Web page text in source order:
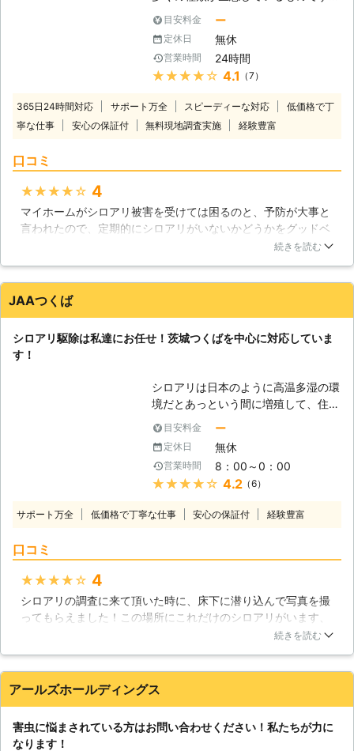
達の目の届かない場所を徐々に食害し
ていきます。シロアリ自体が小さいの
で、そのスピードはとてもゆっくりで
すが、長い時間を掛けて、いずれは被
るほどにもなります。そんなシロアリ
に対して、エイチ・ディー・エスは、
各種の駆除方法を駆使して立ちむかい
に、私達がしっかりと対処させていた
ですから、日本国内で害虫として知ら
れているシロアリも、暖かく湿度の多
い地域に生息が集中していると見られ
ていましたが、最近は温暖化の影響で
各地の気温が高くなっているためか、
言われています。住まいの中で床が軋
む妙な音がしたり、羽アリがいるのを
豊富なスタッフが徹底したシロアリ駆
除でお客様に安心と安全をお届けいた
かし、最近はヤマトシロアリよりも食
立ってきています。当社は近年増えて
きたそれらのシロアリ駆除にも豊富な
実績がありますので、ご依頼いただけ
ば適切な調査とシロアリ駆除を行い、
再発生の不安を残さない安心のサービ
スを提供させていただきます。
目安料金 ー
定休日 無休
営業時間 24時間
★★★★★ 4.1 （7）
365日24時間対応 サポート万全 スピーディーな対応
低価格で丁
寧な仕事
安心の保証付 無料現地調査実施 経験豊富
口コミ
★★★★★ 4
マイホームがシロアリ被害を受けては困るのと、予防が大事と
言われたので、定期的にシロアリがいないかどうかをグッドベ
アさんで点検して頂いています。今のところ、発生した形跡は
いると思います。これからもよろしくお願いします。
福岡県 糟屋郡篠栗町 2016年12月29日
続きを読む
JAAつくば
シロアリ駆除は私達にお任せ！茨城つくばを中心に対応していま
す！
シロアリは日本のように高温多湿の環
境だとあっという間に増殖して、住宅
に無視できない損害を与えます。最近
はコンクリートや鉄骨造の一軒家も増
えてきましたが、まだまだ木造の軸組
工法やツーバイフォー物件が殆どで
す。シロアリにしてみれば巨大な餌場
す。私達JAAつくばでは様々な駆除工
ても厄介なのは、私達の目の届かな
い、木の中や土の中を住処や移動経路
に使うことです。目に見えるゴキブリ
などは、すぐに気がついて退治が出来
ます。でも、シロアリは柱や床がボロ
ボロに成って初めて駆除についての検
は、かなりの損傷が考えられるため、
すぐさま駆除が必要になります。
目安料金 ー
定休日 無休
営業時間 8：00～0：00
★★★★★ 4.2 （6）
サポート万全 低価格で丁寧な仕事 安心の保証付 経験豊富
口コミ
★★★★★ 4
シロアリの調査に来て頂いた時に、床下に潜り込んで写真を撮
ってもらえました！この場所にこれだけのシロアリがいます、
と明確な情報を頂いたのでシロアリ駆除をお願いする事に決め
感動しました！結果、複数個所にシロアリ対策用の薬を注入し
無事に終わりました。また機会があったらお願いしたいと思い
茨城県 つくば市
続きを読む
アールズホールディングス
害虫に悩まされている方はお問い合わせください！私たちが力に
なります！